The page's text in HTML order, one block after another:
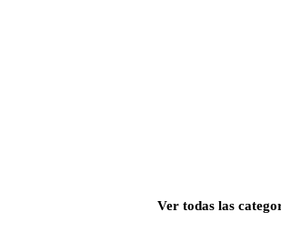
Ver todas las